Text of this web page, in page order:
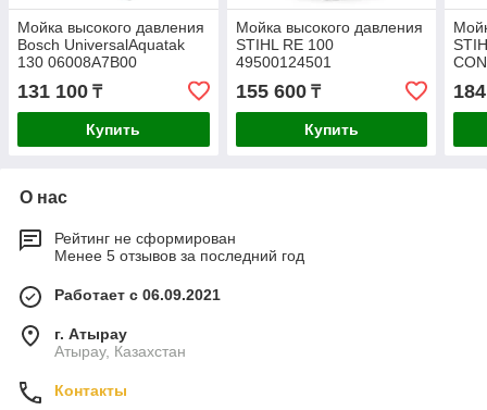
Мойка высокого давления
Bosch UniversalAquatak
130 06008A7B00
131 100 ₸
Купить
Мойка высокого давления
STIHL RE 100
49500124501
155 600₸
Купить
О нас
Рейтинг не сформирован
Менее 5 отзывов за последний год
Работает с 06.09.2021
г. Атырау
Атырау, Казахстан
Контакты